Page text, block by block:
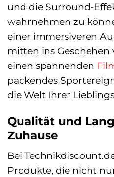
und die Surround-
wahrnehmen zu
einer immersiveren
mitten ins Geschehen
einen spannenden
packendes
die Welt Ihrer
Qualität und
Zuhause
Bei
Produkte, die nicht